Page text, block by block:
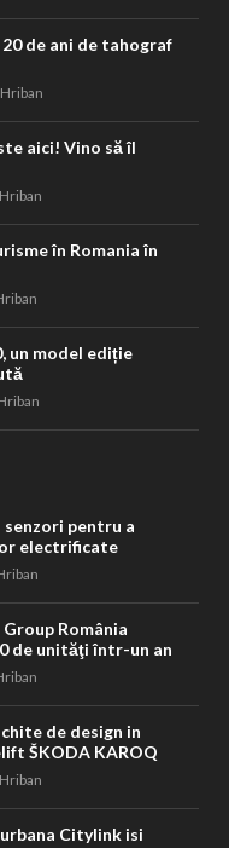
de ani de tahograf
aici! Vino să îl
în Romania în
un model ediție
pentru a
electrificate
România
de unităţi într-un an
de design in
ŠKODA KAROQ
Citylink isi